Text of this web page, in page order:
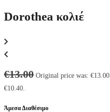
Dorothea κολιέ
€13.00 Original price was: €13.00.
€10.40.
Άμεσα Διαθέσιμο